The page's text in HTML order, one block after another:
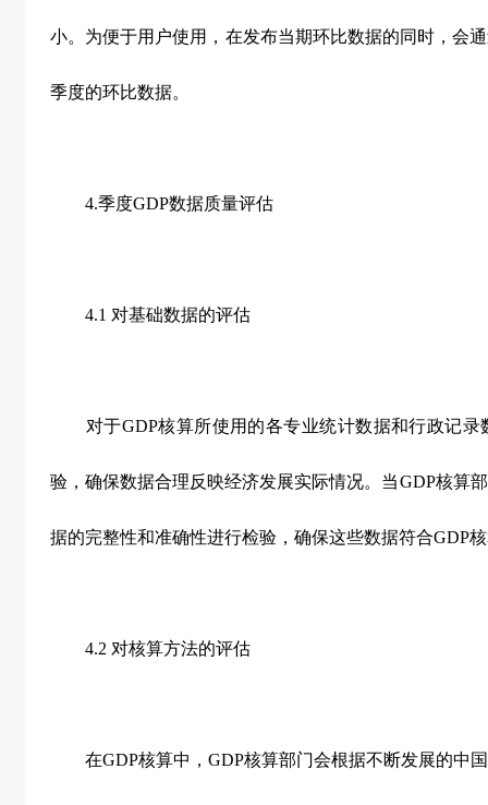
小。为便于用户使用，在发布当期环比数据的同时，会
季度的环比数据。
4.季度GDP数据质量评估
4.1 对基础数据的评估
对于GDP核算所使用的各专业统计数据和行政记录
验，确保数据合理反映经济发展实际情况。当GDP核算
据的完整性和准确性进行检验，确保这些数据符合GDP
4.2 对核算方法的评估
在GDP核算中，GDP核算部门会根据不断发展的中